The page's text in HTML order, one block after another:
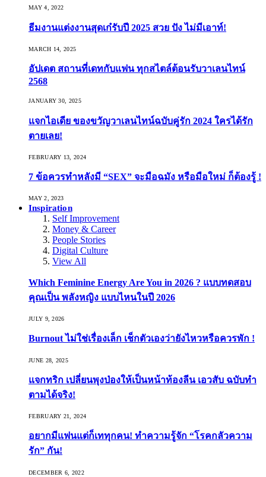
MAY 4, 2022
ธีมงานแต่งงานสุดเก๋รับปี 2025 สวย ปัง ไม่มีเอาท์!
MARCH 14, 2025
อัปเดต สถานที่เดทกับแฟน ทุกสไตล์ต้อนรับวาเลนไทน์
2568
JANUARY 30, 2025
แจกไอเดีย ของขวัญวาเลนไทน์ฉบับคู่รัก 2024 ใครได้รัก
ตายเลย!
FEBRUARY 13, 2024
7 ข้อควรทำหลังมี “SEX” จะมือฉมัง หรือมือใหม่ ก็ต้องรู้ !
MAY 2, 2023
Inspiration
Self Improvement
Money & Career
People Stories
Digital Culture
View All
Which Feminine Energy Are You in 2026 ? แบบทดสอบ
คุณเป็น พลังหญิง แบบไหนในปี 2026
JULY 9, 2026
Burnout ไม่ใช่เรื่องเล็ก เช็กตัวเองว่ายังไหวหรือควรพัก !
JUNE 28, 2025
แจกทริก เปลี่ยนพุงป่องให้เป็นหน้าท้องลีน เอวสับ ฉบับทำ
ตามได้จริง!
FEBRUARY 21, 2024
อยากมีแฟนแต่ก็เททุกคน! ทำความรู้จัก “โรคกลัวความ
รัก” กัน!
DECEMBER 6, 2022